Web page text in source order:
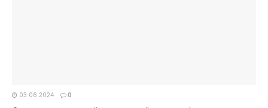
03.06.2024 0